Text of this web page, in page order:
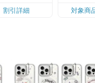
割引詳細 対象商